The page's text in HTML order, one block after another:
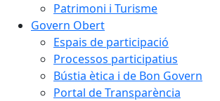
Patrimoni i Turisme
Govern Obert
Espais de participació
Processos participatius
Bústia ètica i de Bon Govern
Portal de Transparència